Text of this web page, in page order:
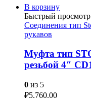
В корзину
Быстрый просмотр
Соединения тип
рукавов
Муфта тип
резьбой 4″
0 из 5
₽5,760.00